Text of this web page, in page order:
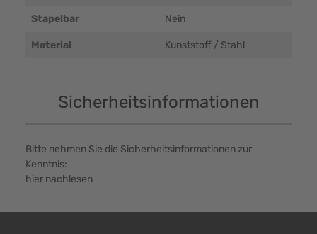
Stapelbar Nein
Material Kunststoff / Stahl
Sicherheitsinformationen
Bitte nehmen Sie die Sicherheitsinformationen zur
Kenntnis:
hier nachlesen